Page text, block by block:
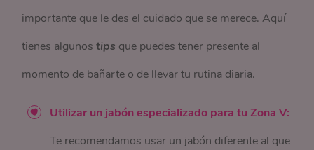
importante que le des el cuidado que se merece. Aquí
tienes algunostips que puedes tener presente al
momento de bañarte o de llevar tu rutina diaria.
Utilizar un jabón especializado para tu Zona V:
Te recomendamos usar un jabón diferente al que